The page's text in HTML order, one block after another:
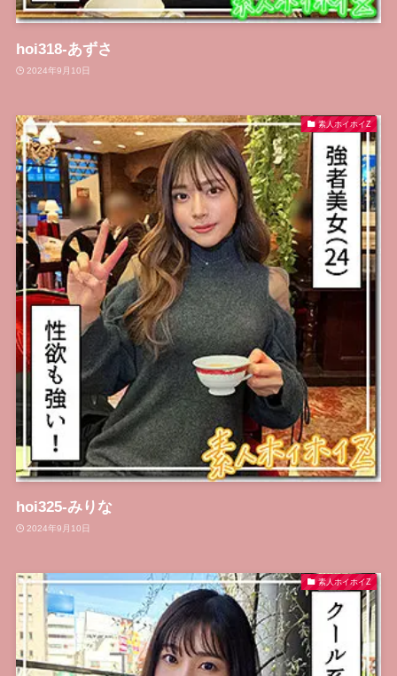
hoi318-あずさ
2024年9月10日
素人ホイホイZ
hoi325-みりな
2024年9月10日
素人ホイホイZ